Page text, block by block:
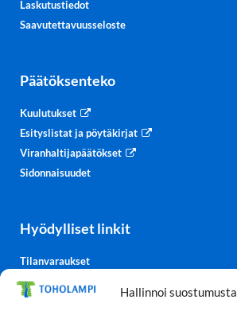
Hallinnoi suostumusta
Laskutustiedot
Saavutettavuusseloste
Päätöksenteko
Kuulutukset
Esityslistat ja pöytäkirjat
Viranhaltijapäätökset
Sidonnaisuudet
Hyödylliset linkit
Tilanvaraukset
Kulttuurisali-TV
Säätiedot